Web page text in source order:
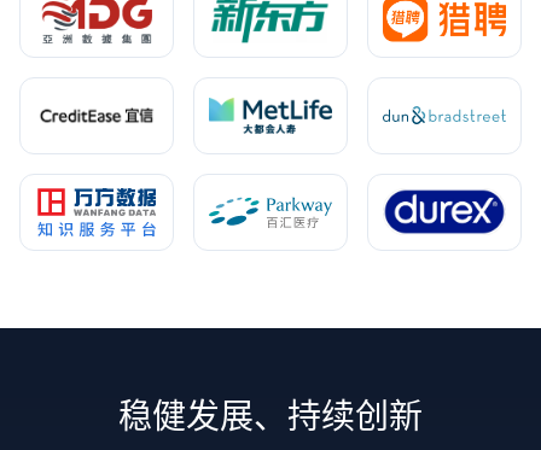
稳健发展、持续创新